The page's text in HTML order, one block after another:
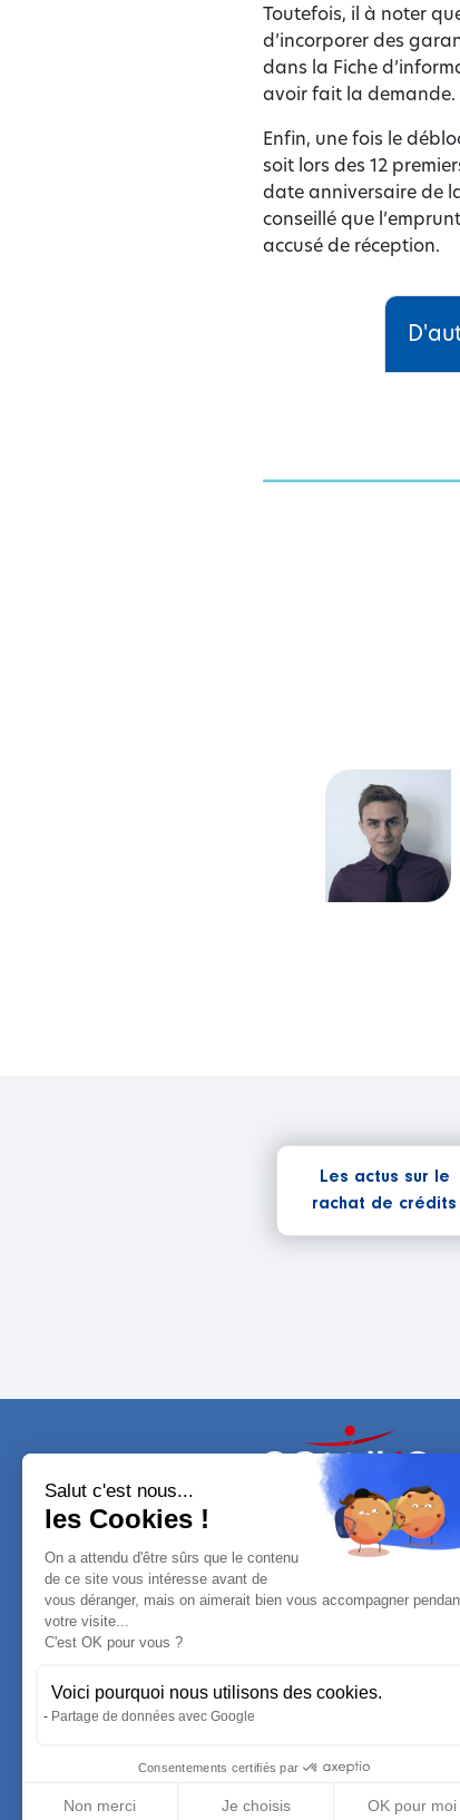
Toutefois, il à noter
d’incorporer des
dans la Fiche
avoir fait la demande.
Enfin, une fois le
soit lors des 12
date anniversaire de
conseillé que
accusé de réception.
Les actus sur le
rachat de crédits
16 Bis rue de la
02100 Saint-Quentin
Salut c'est nous...
les Cookies !
On a attendu d'être sûrs que le contenu
de ce site vous intéresse avant de
vous déranger, mais on aimerait bien vous accompagner
votre visite...
C'est OK pour vous ?
Voici pourquoi nous utilisons des cookies.
Partage de données avec Google
Consentements certifiés par
Non merci Je choisis OK pour moi